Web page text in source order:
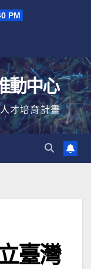
PM
動中心
才培育計畫
臺灣